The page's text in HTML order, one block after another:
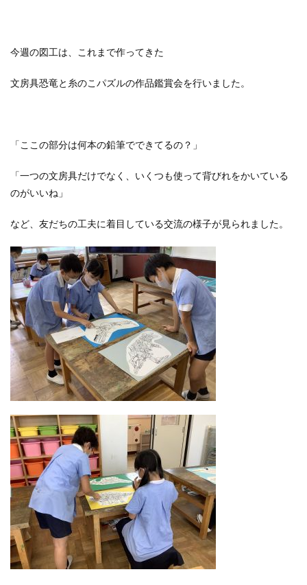
今週の図工は、これまで作ってきた
文房具恐竜と糸のこパズルの作品鑑賞会を行いました。
「ここの部分は何本の鉛筆でできてるの？」
「一つの文房具だけでなく、いくつも使って背びれをかいている
のがいいね」
など、友だちの工夫に着目している交流の様子が見られました。